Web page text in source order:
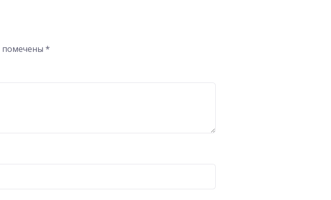
помечены*